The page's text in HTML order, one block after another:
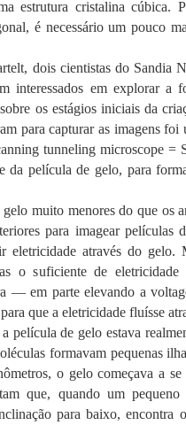
estrutura cristalina cúbica.
é necessário um pouco
dois cientistas do Sandia
interessados em explorar a
os estágios iniciais da
para capturar as imagens
tunneling microscope =
da película de gelo, para
muito menores do que os
para imagear películas
eletricidade através do gelo.
o suficiente de
— em parte elevando a
que a eletricidade fluísse
película de gelo estava
formavam pequenas
o gelo começava a
que, quando um
para baixo, encontra